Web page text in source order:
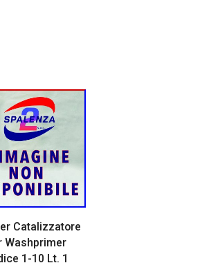
Catalizzatore
Washprimer
1-10 Lt. 1